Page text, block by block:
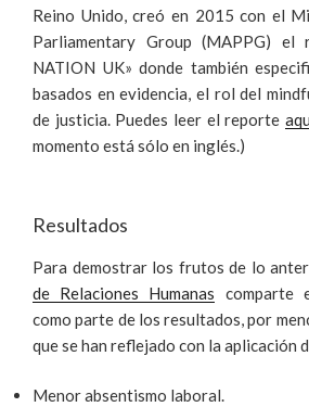
Reino Unido, creó en 2015 con el
Parliamentary Group (MAPPG) el
NATION UK» donde también
basados en evidencia, el rol del
de justicia. Puedes leer el reporte
momento está sólo en inglés.)
Resultados
Para demostrar los frutos de lo
de Relaciones Humanas comparte
como parte de los resultados, por
que se han reflejado con la aplicación
Menor absentismo laboral.